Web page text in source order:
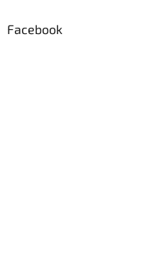
Facebook